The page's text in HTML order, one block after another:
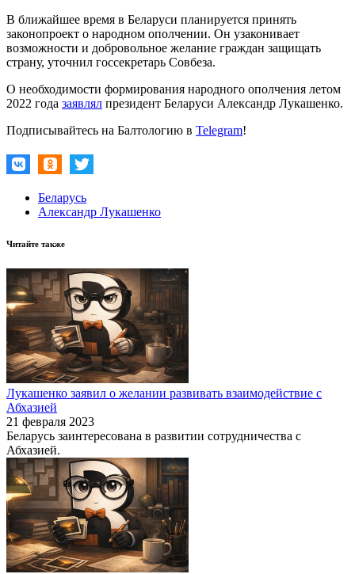
В ближайшее время в Беларуси планируется принять
законопроект о народном ополчении. Он узаконивает
возможности и добровольное желание граждан защищать
страну, уточнил госсекретарь Совбеза.
О необходимости формирования народного ополчения летом
2022 года заявлял президент Беларуси Александр Лукашенко.
Подписывайтесь на Балтологию в Telegram!
Беларусь
Александр Лукашенко
Читайте также
Лукашенко заявил о желании развивать взаимодействие с
Абхазией
21 февраля 2023
Беларусь заинтересована в развитии сотрудничества с
Абхазией.